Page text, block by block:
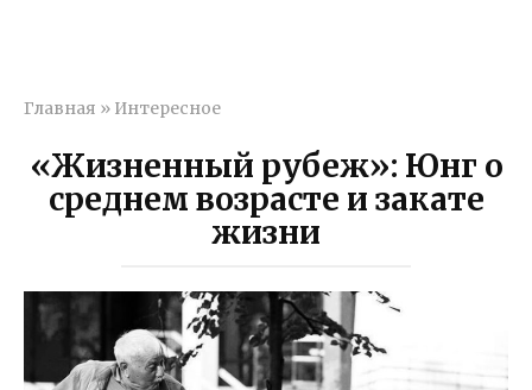
Главная » Интересное
«Жизненный рубеж»: Юнг о
среднем возрасте и закате
жизни